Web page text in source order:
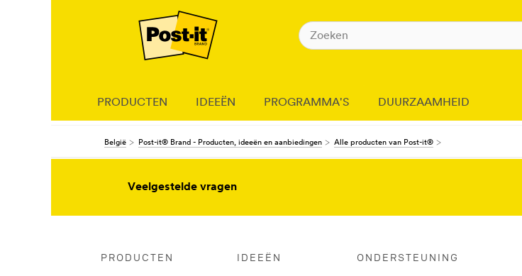
PRODUCTEN IDEEËN PROGRAMMA'S DUURZAAMHEID
België Post-it® Brand - Producten, ideeën en aanbiedingen Alle producten van Post-it®
Veelgestelde vragen
PRODUCTEN IDEEËN ONDERSTEUNING